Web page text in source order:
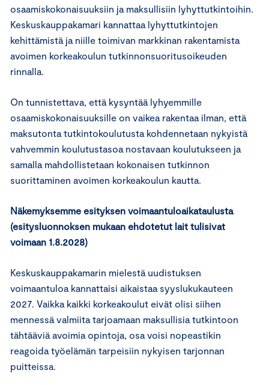
osaamiskokonaisuuksiin ja maksullisiin lyhyttutkintoihin.
Keskuskauppakamari kannattaa lyhyttutkintojen
kehittämistä ja niille toimivan markkinan rakentamista
avoimen korkeakoulun tutkinnonsuoritusoikeuden
rinnalla.
On tunnistettava, että kysyntää lyhyemmille
osaamiskokonaisuuksille on vaikea rakentaa ilman, että
maksutonta tutkintokoulutusta kohdennetaan nykyistä
vahvemmin koulutustasoa nostavaan koulutukseen ja
samalla mahdollistetaan kokonaisen tutkinnon
suorittaminen avoimen korkeakoulun kautta.
Näkemyksemme esityksen voimaantuloaikataulusta
(esitysluonnoksen mukaan ehdotetut lait tulisivat
voimaan 1.8.2028)
Keskuskauppakamarin mielestä uudistuksen
voimaantuloa kannattaisi aikaistaa syyslukukauteen
2027. Vaikka kaikki korkeakoulut eivät olisi siihen
mennessä valmiita tarjoamaan maksullisia tutkintoon
tähtääviä avoimia opintoja, osa voisi nopeastikin
reagoida työelämän tarpeisiin nykyisen tarjonnan
puitteissa.